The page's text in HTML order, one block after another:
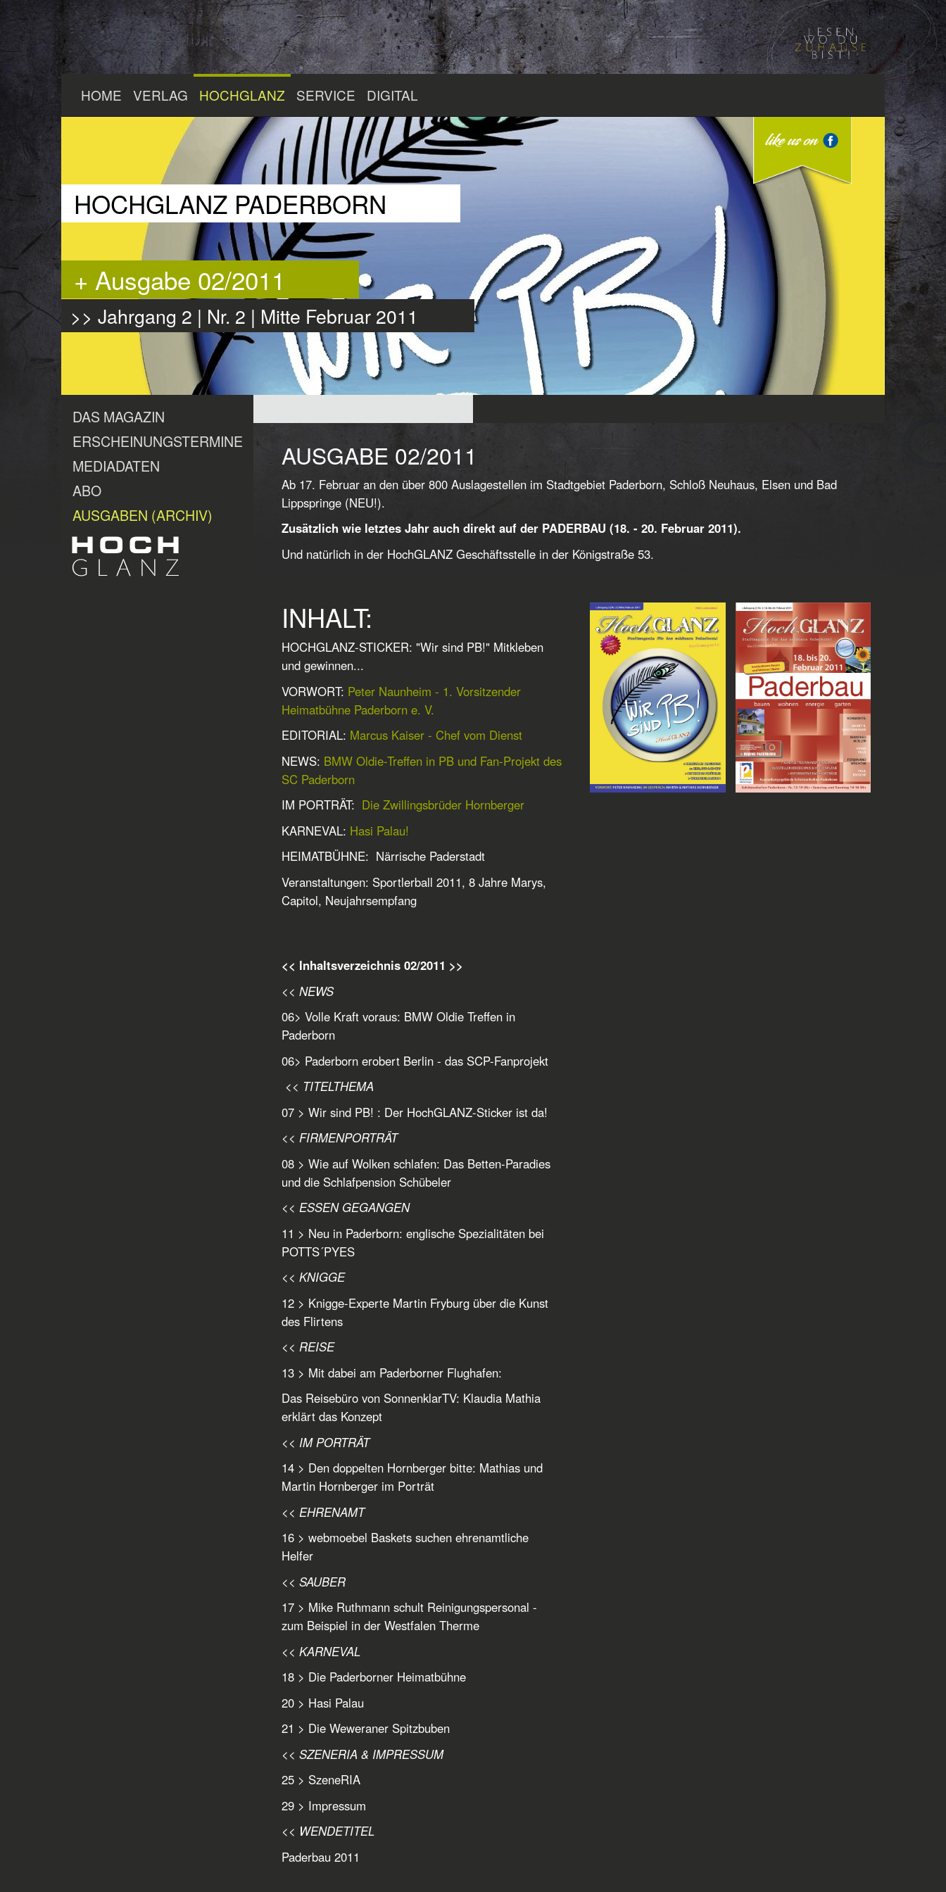
Hauptinhalt
HOME VERLAG HOCHGLANZ SERVICE DIGITAL
HOCHGLANZ PADERBORN
+ Ausgabe 02/2011
>> Jahrgang 2 | Nr. 2 | Mitte Februar 2011
DAS MAGAZIN
ERSCHEINUNGSTERMINE
MEDIADATEN
ABO
AUSGABEN (ARCHIV)
AUSGABE 02/2011
Ab 17. Februar an den über 800 Auslagestellen im Stadtgebiet Paderborn, Schloß Neuhaus, Elsen und Bad
Lippspringe (NEU!).
Zusätzlich wie letztes Jahr auch direkt auf der PADERBAU (18. - 20. Februar 2011).
Und natürlich in der HochGLANZ Geschäftsstelle in der Königstraße 53.
INHALT:
HOCHGLANZ-STICKER: "Wir sind PB!" Mitkleben
und gewinnen...
VORWORT: Peter Naunheim - 1. Vorsitzender
Heimatbühne Paderborn e. V.
EDITORIAL: Marcus Kaiser - Chef vom Dienst
NEWS: BMW Oldie-Treffen in PB und Fan-Projekt des
SC Paderborn
IM PORTRÄT: Die Zwillingsbrüder Hornberger
KARNEVAL: Hasi Palau!
HEIMATBÜHNE: Närrische Paderstadt
Veranstaltungen: Sportlerball 2011, 8 Jahre Marys,
Capitol, Neujahrsempfang
<< Inhaltsverzeichnis 02/2011 >>
<< NEWS
06> Volle Kraft voraus: BMW Oldie Treffen in
Paderborn
06> Paderborn erobert Berlin - das SCP-Fanprojekt
<< TITELTHEMA
07 > Wir sind PB! : Der HochGLANZ-Sticker ist da!
<< FIRMENPORTRÄT
08 > Wie auf Wolken schlafen: Das Betten-Paradies
und die Schlafpension Schübeler
<< ESSEN GEGANGEN
11 > Neu in Paderborn: englische Spezialitäten bei
POTTS´PYES
<< KNIGGE
12 > Knigge-Experte Martin Fryburg über die Kunst
des Flirtens
<< REISE
13 > Mit dabei am Paderborner Flughafen:
Das Reisebüro von SonnenklarTV: Klaudia Mathia
erklärt das Konzept
<< IM PORTRÄT
14 > Den doppelten Hornberger bitte: Mathias und
Martin Hornberger im Porträt
<< EHRENAMT
16 > webmoebel Baskets suchen ehrenamtliche
Helfer
<< SAUBER
17 > Mike Ruthmann schult Reinigungspersonal -
zum Beispiel in der Westfalen Therme
<< KARNEVAL
18 > Die Paderborner Heimatbühne
20 > Hasi Palau
21 > Die Weweraner Spitzbuben
<< SZENERIA & IMPRESSUM
25 > SzeneRIA
29 > Impressum
<< WENDETITEL
Paderbau 2011